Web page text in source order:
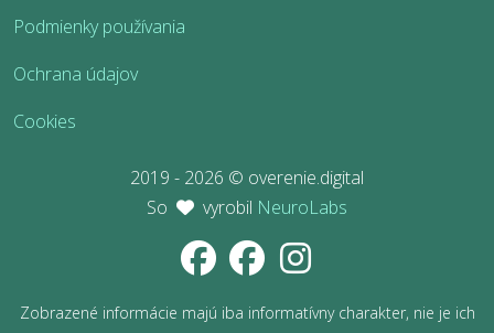
Podmienky používania
Ochrana údajov
Cookies
2019 - 2026 © overenie.digital
So
vyrobil NeuroLabs
Zobrazené informácie majú iba informatívny charakter, nie je ich